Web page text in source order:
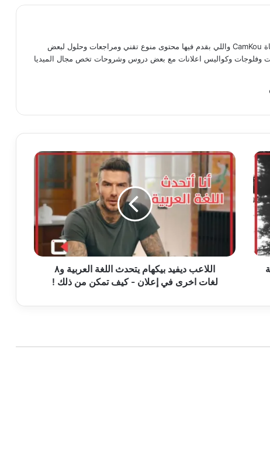
مدحت ماجد كوته صاحب موقع وقناة CamKou واللي بقدم فيها محتوى منوع تقني ومراجعات وحلول لبعض
وفلوجات وكواليس اعلانات مع بعض دروس وشروحات تخص مجال الميديا
اللاعب
ديفيد
بيكهام
يتحدث
اللغة
اخرى
كيف
اللاعب ديفيد بيكهام يتحدث اللغة العربية و٨
لغات اخرى في إعلان - كيف تمكن من ذلك !